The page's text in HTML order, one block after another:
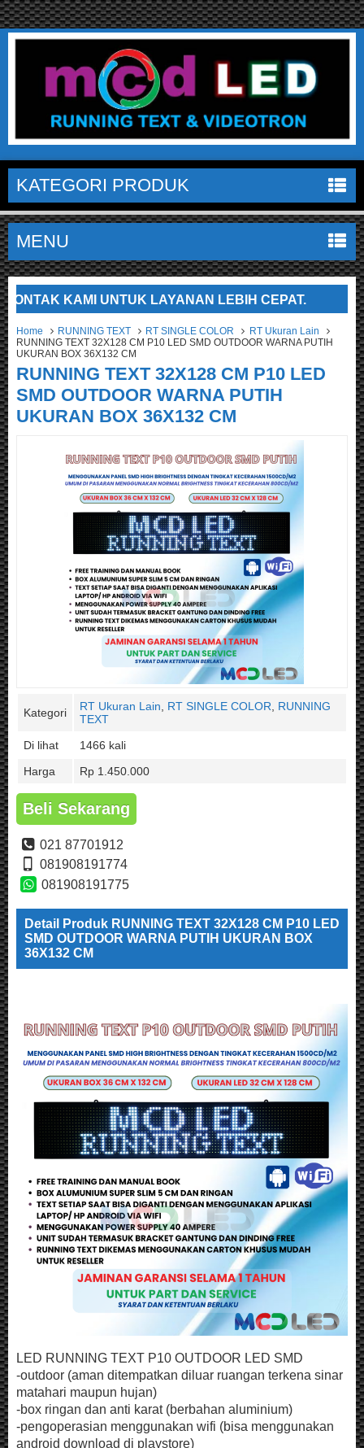
KATEGORI PRODUK
MENU
KAMI UNTUK LAYANAN LEBIH CEPAT.
Home RUNNING TEXT RT SINGLE COLOR
RT Ukuran Lain
RUNNING TEXT 32X128 CM P10 LED SMD OUTDOOR WARNA PUTIH
UKURAN BOX 36X132 CM
RUNNING TEXT 32X128 CM P10 LED
SMD OUTDOOR WARNA PUTIH
UKURAN BOX 36X132 CM
Kategori RT Ukuran Lain, RT SINGLE COLOR, RUNNING
TEXT
Di lihat
1466 kali
Harga
Rp 1.450.000
Beli Sekarang
021 87701912
081908191774
081908191775
Detail Produk RUNNING TEXT 32X128 CM P10 LED
SMD OUTDOOR WARNA PUTIH UKURAN BOX
36X132 CM
LED RUNNING TEXT P10 OUTDOOR LED SMD
-outdoor (aman ditempatkan diluar ruangan terkena sinar
matahari maupun hujan)
-box ringan dan anti karat (berbahan aluminium)
-pengoperasian menggunakan wifi (bisa menggunakan
android download di playstore)